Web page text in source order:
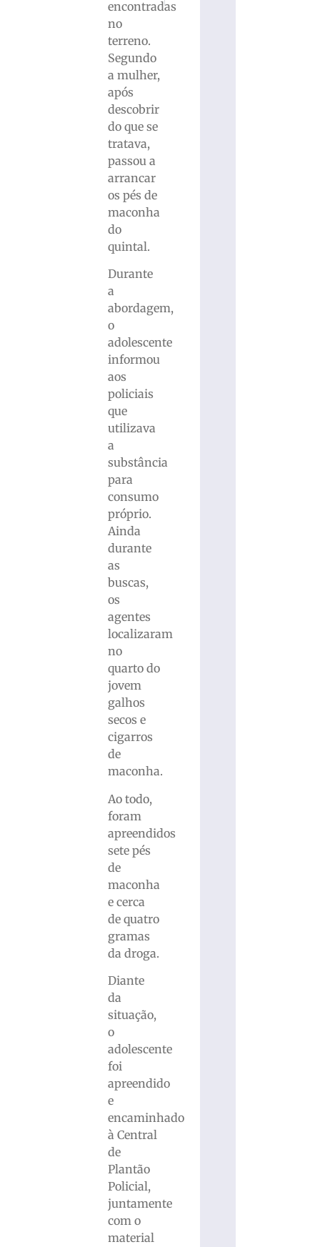
encontradas
no
terreno.
Segundo
a mulher,
após
descobrir
do que se
tratava,
passou a
arrancar
os pés de
maconha
do
quintal.
Durante
a
abordagem,
o
adolescente
informou
aos
policiais
que
utilizava
a
substância
para
consumo
próprio.
Ainda
durante
as
buscas,
os
agentes
localizaram
no
quarto do
jovem
galhos
secos e
cigarros
de
maconha.
Ao todo,
foram
apreendidos
sete pés
de
maconha
e cerca
de quatro
gramas
da droga.
Diante
da
situação,
o
adolescente
foi
apreendido
e
encaminhado
à Central
de
Plantão
Policial,
juntamente
com o
material